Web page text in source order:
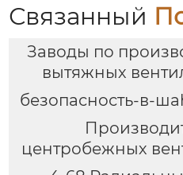
Связанный
Заводы по
вытяжных
безопасность-в-
центробежных